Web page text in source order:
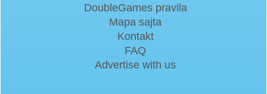
DoubleGames pravila
Mapa sajta
Kontakt
FAQ
Advertise with us